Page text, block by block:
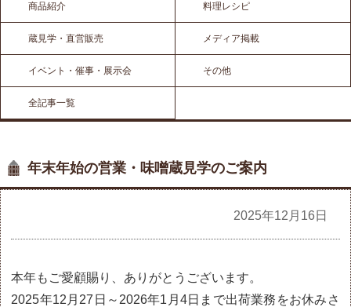
商品紹介 料理レシピ
蔵見学・直営販売 メディア掲載
イベント・催事・展示会 その他
全記事一覧
年末年始の営業・味噌蔵見学のご案内
2025年12月16日
本年もご愛顧賜り、ありがとうございます。
2025年12月27日～2026年1月4日まで出荷業務をお休みさ